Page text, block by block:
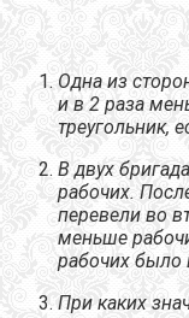
Одна из
и в 2 раза
треугольник,
В двух
рабочих.
перевели во
меньше
рабочих было
При каких